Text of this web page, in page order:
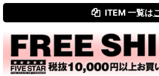
ITEM 一覧は